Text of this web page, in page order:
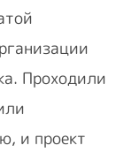
Проходили
и проект